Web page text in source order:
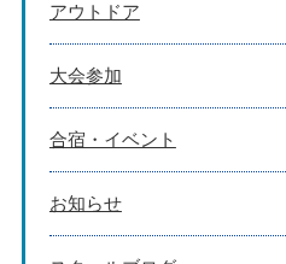
アウトドア
大会参加
合宿・イベント
お知らせ